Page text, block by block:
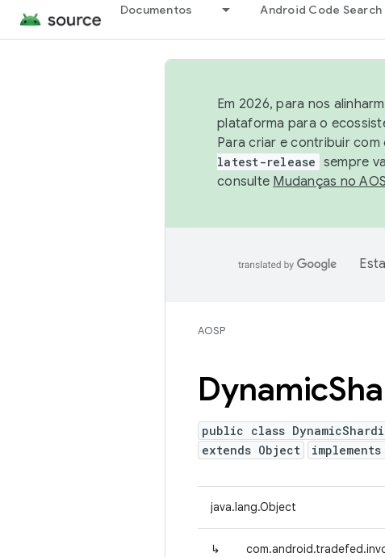
Documentos Android Code Search
Em 2026, para nos
plataforma para o
Para criar e contribuir com
latest-release sempre
consulte Mudanças no
AOSP
Dynamic
public class
extends Object
implements
java.lang.Object
↳